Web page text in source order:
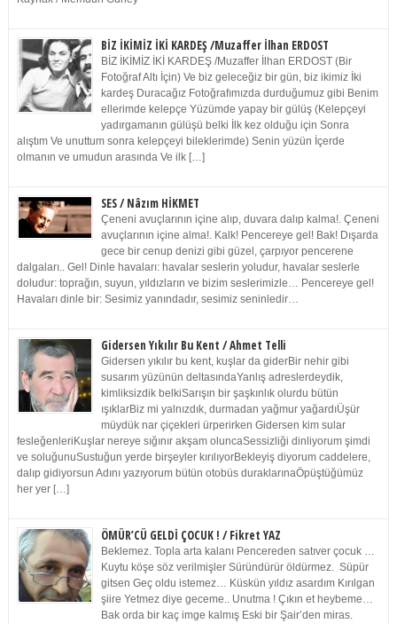
BİZ İKİMİZ İKİ KARDEŞ /Muzaffer İlhan ERDOST
BİZ İKİMİZ İKİ KARDEŞ /Muzaffer İlhan ERDOST (Bir
Fotoğraf Altı İçin) Ve biz geleceğiz bir gün, biz ikimiz İki
kardeş Duracağız Fotoğrafımızda durduğumuz gibi Benim
ellerimde kelepçe Yüzümde yapay bir gülüş (Kelepçeyi
yadırgamanın gülüşü belki İlk kez olduğu için Sonra
alıştım Ve unuttum sonra kelepçeyi bileklerimde) Senin yüzün İçerde
olmanın ve umudun arasında Ve ilk […]
SES / Nâzım HİKMET
Çeneni avuçlarının içine alıp, duvara dalıp kalma!. Çeneni
avuçlarının içine alma!. Kalk! Pencereye gel! Bak! Dışarda
gece bir cenup denizi gibi güzel, çarpıyor pencerene
dalgaları.. Gel! Dinle havaları: havalar seslerin yoludur, havalar seslerle
doludur: toprağın, suyun, yıldızların ve bizim seslerimizle… Pencereye gel!
Havaları dinle bir: Sesimiz yanındadır, sesimiz seninledir…
Gidersen Yıkılır Bu Kent / Ahmet Telli
Gidersen yıkılır bu kent, kuşlar da giderBir nehir gibi
susarım yüzünün deltasındaYanlış adreslerdeydik,
kimliksizdik belkiSarışın bir şaşkınlık olurdu bütün
ışıklarBiz mi yalnızdık, durmadan yağmur yağardıÜşür
müydük nar çiçekleri ürperirken Gidersen kim sular
fesleğenleriKuşlar nereye sığınır akşam oluncaSessizliği dinliyorum şimdi
ve soluğunuSustuğun yerde birşeyler kırılıyorBekleyiş diyorum caddelere,
dalıp gidiyorsun Adını yazıyorum bütün otobüs duraklarınaÖpüştüğümüz
her yer […]
ÖMÜR’CÜ GELDİ ÇOCUK ! / Fikret YAZ
Beklemez. Topla arta kalanı Pencereden satıver çocuk …
Kuytu köşe söz verilmişler Süründürür öldürmez. Süpür
gitsen Geç oldu istemez… Küskün yıldız asardım Kırılgan
şiire Yetmez diye geceme.. Unutma ! Çıkın et heybeme…
Bak orda bir kaç imge kalmış Eski bir Şair’den miras.